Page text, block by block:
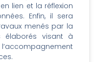
lien et la réflexion
Enfin, il sera
menés par la
élaborés visant à